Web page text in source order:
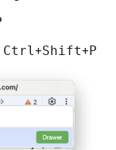
Ctrl+Shift+P